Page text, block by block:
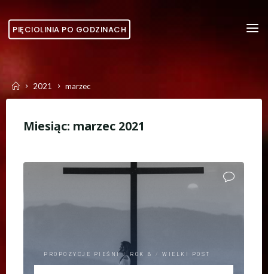
content
PIĘCIOLINIA PO GODZINACH
Home2021 marzec
Miesiąc: marzec 2021
PROPOZYCJE PIEŚNI / ROK B / WIELKI POST